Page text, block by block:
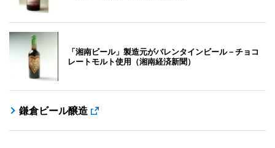
「湘南ビール」製造元がバレンタインビール－チョコ
レートモルト使用（湘南経済新聞）
鎌倉ビール醸造